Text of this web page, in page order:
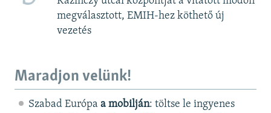
megválasztott, EMIH-hez köthető új
vezetés
Maradjon velünk!
Szabad Európa a mobilján: töltse le ingyenes